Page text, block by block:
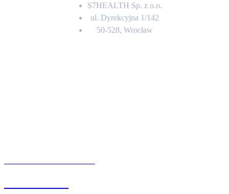
S7HEALTH Sp. z o.o.
ul. Dyrekcyjna 1/142
50-528, Wrocław